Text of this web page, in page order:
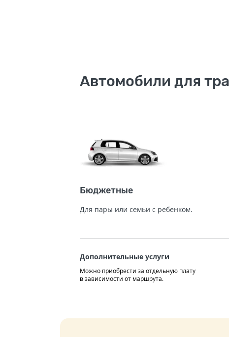
Автомобили для
Бюджетные
Для пары или семьи с ребенком.
Дополнительные услуги
Можно приобрести за отдельную плату
в зависимости от маршрута.